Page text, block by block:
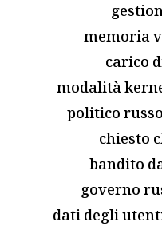
memoria
carico
modalità
politico
chiesto
bandito
governo
dati degli